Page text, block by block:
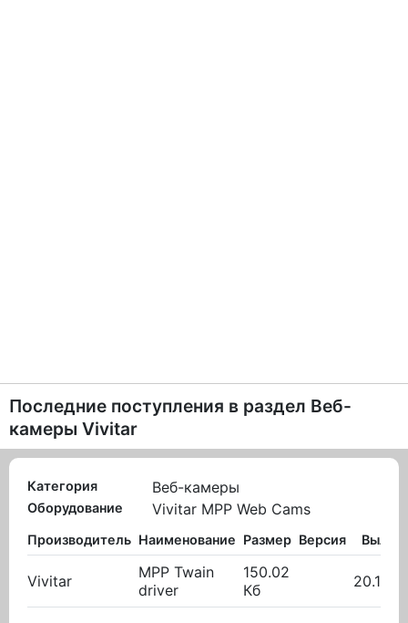
Последние поступления в раздел Веб-
камеры Vivitar
Категория Веб-камеры
Оборудование Vivitar MPP Web Cams
Производитель Наименование Размер Версия
Vivitar
MPP Twain
driver
150.02
Кб